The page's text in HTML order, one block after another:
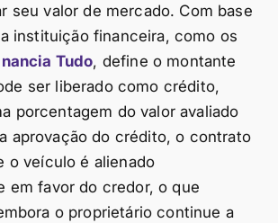
seu valor de mercado. Com base
instituição financeira, como os
Tudo, define o montante
ser liberado como crédito,
porcentagem do valor avaliado
aprovação do crédito, o contrato
o veículo é alienado
em favor do credor, o que
o proprietário continue a